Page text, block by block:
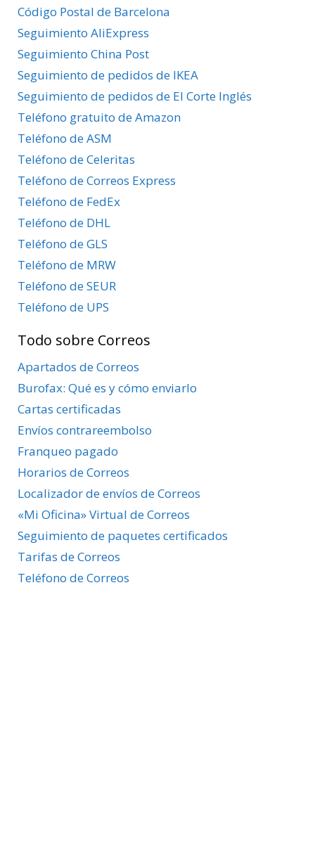
Código Postal de Barcelona
Seguimiento AliExpress
Seguimiento China Post
Seguimiento de pedidos de IKEA
Seguimiento de pedidos de El Corte Inglés
Teléfono gratuito de Amazon
Teléfono de ASM
Teléfono de Celeritas
Teléfono de Correos Express
Teléfono de FedEx
Teléfono de DHL
Teléfono de GLS
Teléfono de MRW
Teléfono de SEUR
Teléfono de UPS
Todo sobre Correos
Apartados de Correos
Burofax: Qué es y cómo enviarlo
Cartas certificadas
Envíos contrareembolso
Franqueo pagado
Horarios de Correos
Localizador de envíos de Correos
«Mi Oficina» Virtual de Correos
Seguimiento de paquetes certificados
Tarifas de Correos
Teléfono de Correos